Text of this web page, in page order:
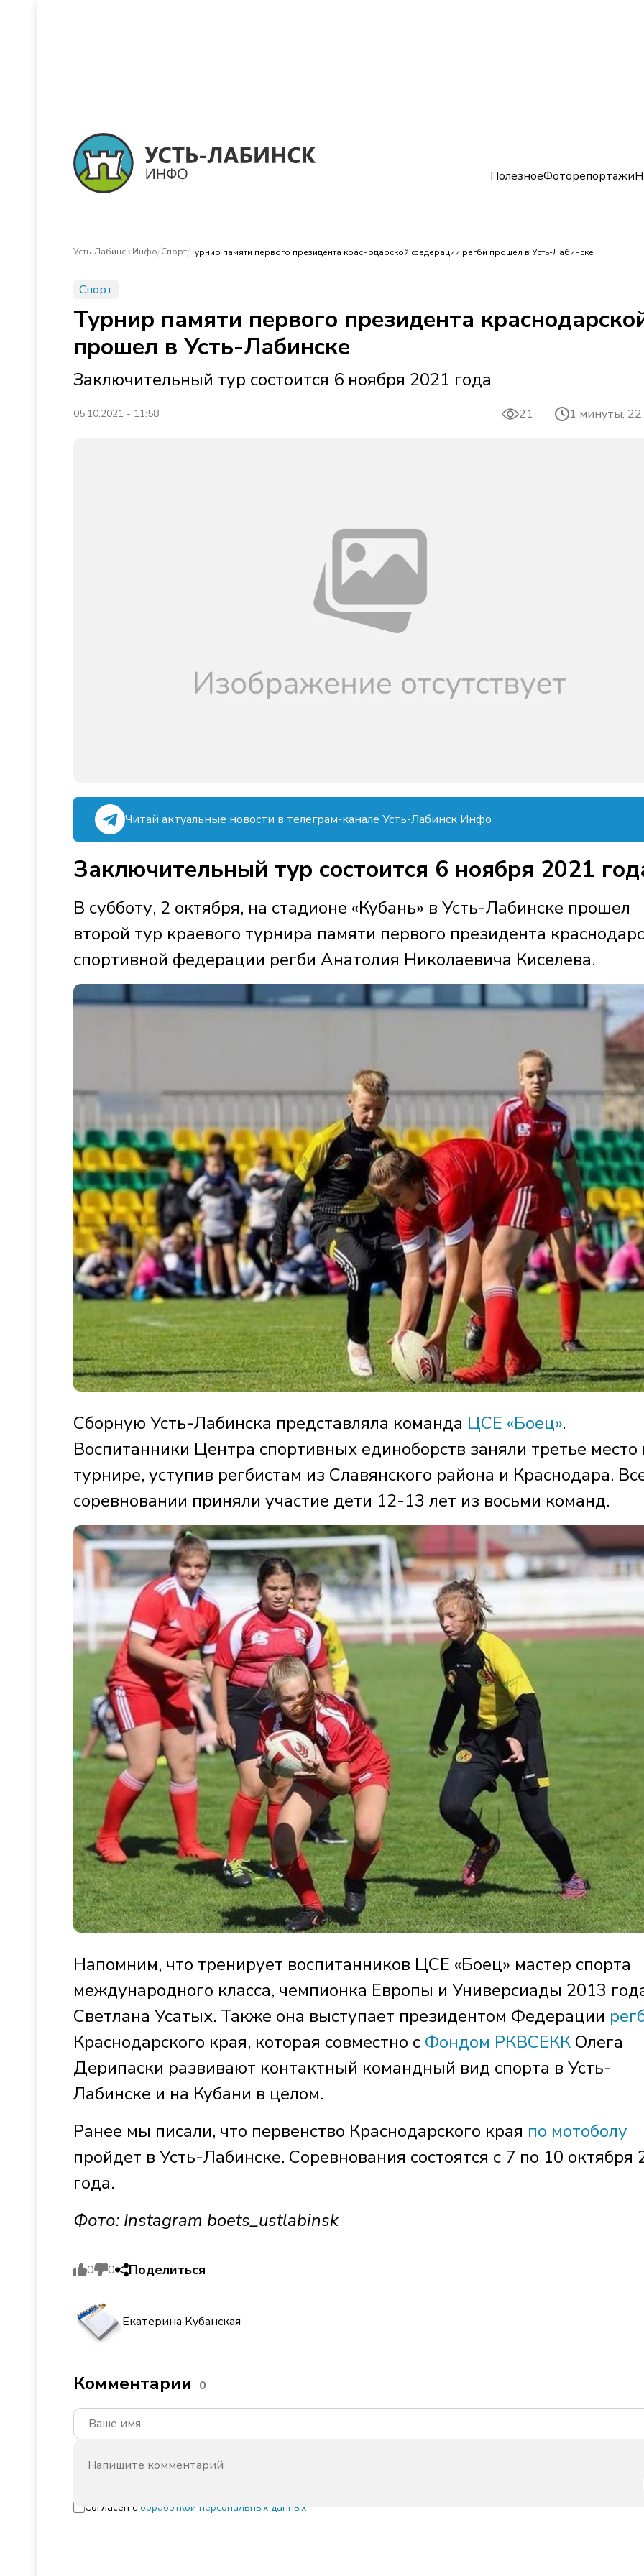
ПолезноеФоторепортажи
Усть-Лабинск Инфо/Спорт/Турнир памяти первого президента краснодарской федерации регби прошел в Усть-Лабинске
Спорт
Турнир памяти первого президента
прошел в Усть-Лабинске
Заключительный тур состоится 6 ноября 2021 года
05.10.2021 - 11:58 21 1 минуты, 22
Читай актуальные новости в телеграм-канале Усть-Лабинск Инфо
Заключительный тур состоится 6 ноября 2021
В субботу, 2 октября, на стадионе «Кубань» в Усть-Лабинске прошел
второй тур краевого турнира памяти первого президента
спортивной федерации регби Анатолия Николаевича Киселева.
Сборную Усть-Лабинска представляла команда ЦСЕ «Боец».
Воспитанники Центра спортивных единоборств заняли третье место
турнире, уступив регбистам из Славянского района и Краснодара.
соревновании приняли участие дети 12-13 лет из восьми команд.
Напомним, что тренирует воспитанников ЦСЕ «Боец» мастер спорта
международного класса, чемпионка Европы и Универсиады 2013
Светлана Усатых. Также она выступает президентом Федерации
Краснодарского края, которая совместно с Фондом РКВСЕКК Олега
Дерипаски развивают контактный командный вид спорта в Усть-
Лабинске и на Кубани в целом.
Ранее мы писали, что первенство Краснодарского края по мотоболу
пройдет в Усть-Лабинске. Соревнования состоятся с 7 по 10 октября
года.
Фото: Instagram boets_ustlabinsk
0 0 Поделиться
Екатерина Кубанская
Комментарии 0
Согласен с обработкой персональных данных